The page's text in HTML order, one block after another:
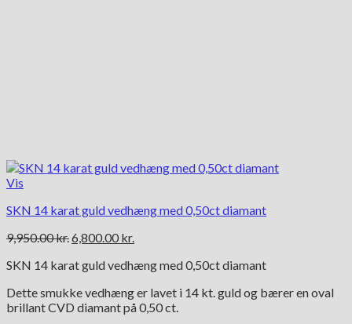
Vis
SKN 14 karat guld vedhæng med 0,50ct diamant
9,950.00kr.Den
pris
9,950.00 kr..
6,800.00 kr.
pris
6,800.00 kr..
SKN 14 karat guld vedhæng med 0,50ct diamant
Dette smukke vedhæng er lavet i 14 kt. guld og bærer en oval
brillant CVD diamant på 0,50 ct.